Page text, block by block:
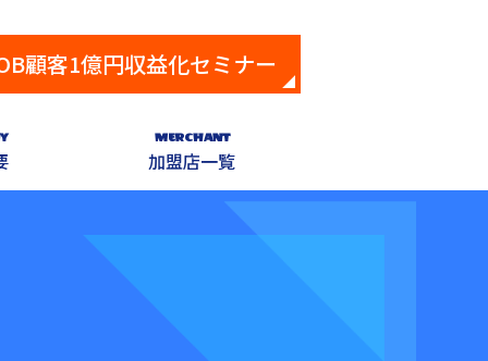
顧客1億円収益化セミナー
MERCHANT
加盟店一覧